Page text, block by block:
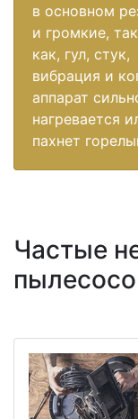
в основном
и громкие,
как, гул, стук,
вибрация и
аппарат
нагревается
пахнет
Частые